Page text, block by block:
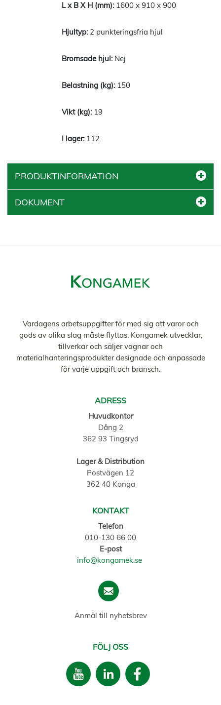
1600 x 910 x 900
2 punkteringsfria hjul
Nej
150
19
112
PRODUKTINFORMATION
DOKUMENT
Vardagens arbetsuppgifter för med sig att varor och
gods av olika slag måste flyttas. Kongamek utvecklar,
tillverkar och säljer vagnar och
materialhanteringsprodukter designade och anpassade
för varje uppgift och bransch.
ADRESS
Huvudkontor
Dång 2
362 93 Tingsryd
Lager & Distribution
Postvägen 12
362 40 Konga
KONTAKT
Telefon
010-130 66 00
E-post
info@kongamek.se
Anmäl till nyhetsbrev
FÖLJ OSS